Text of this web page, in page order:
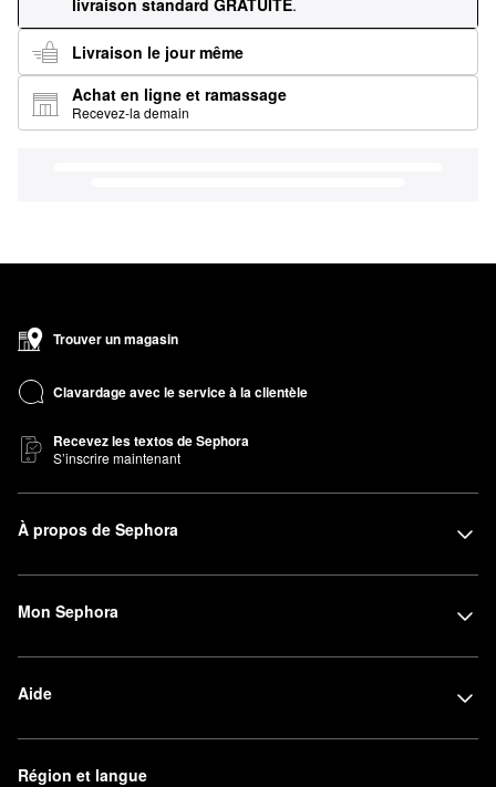
livraison standard GRATUITE.
Livraison le jour même
Achat en ligne et ramassage
Recevez-la demain
Trouver un magasin
Clavardage avec le service à la clientèle
Recevez les textos de Sephora
S’inscrire maintenant
À propos de Sephora
Mon Sephora
Aide
Région et langue